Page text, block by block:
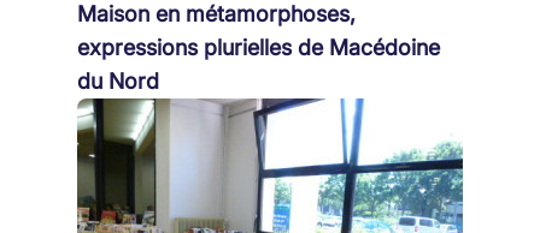
Maison en métamorphoses,
expressions plurielles de Macédoine
du Nord